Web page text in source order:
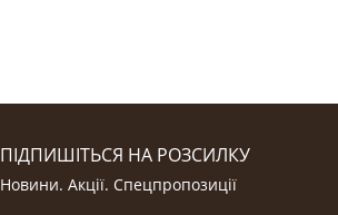
ПІДПИШІТЬСЯ НА РОЗСИЛКУ
Новини. Акції. Cпецпропозиції